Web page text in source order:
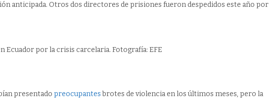
anticipada. Otros dos directores de prisiones fueron despedidos este año por
Ecuador por la crisis carcelaria. Fotografía: EFE
presentado preocupantesbrotes de violencia en los últimos meses, pero la